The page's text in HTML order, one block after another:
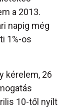
a 2013.
napig még
1%-os
kérelem, 26
10-től nyílt